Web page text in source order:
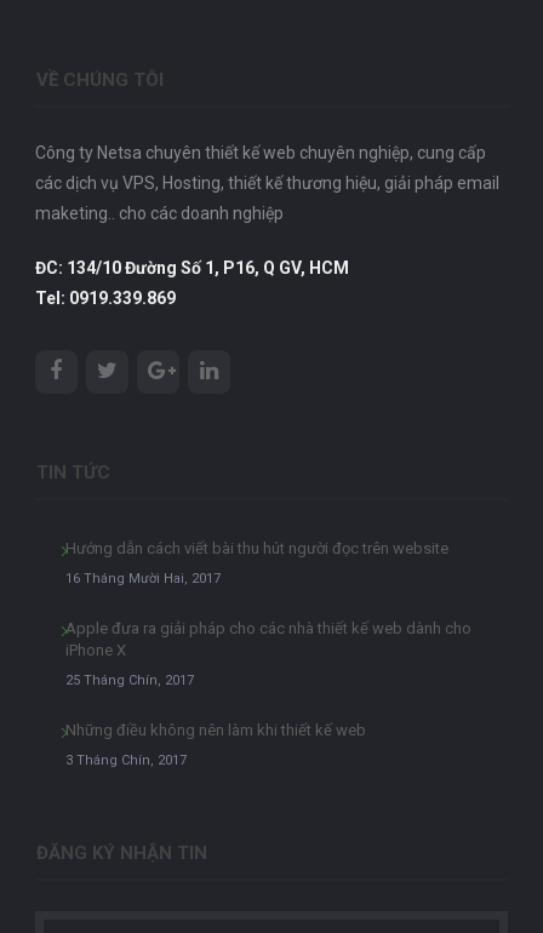
VỀ CHÚNG TÔI
Công ty Netsa chuyên thiết kế web chuyên nghiệp, cung cấp
các dịch vụ VPS, Hosting, thiết kế thương hiệu, giải pháp email
maketing.. cho các doanh nghiệp
ĐC: 134/10 Đường Số 1, P16, Q GV, HCM
Tel: 0919.339.869
TIN TỨC
Hướng dẫn cách viết bài thu hút người đọc trên website
16 Tháng Mười Hai, 2017
Apple đưa ra giải pháp cho các nhà thiết kế web dành cho
iPhone X
25 Tháng Chín, 2017
Những điều không nên làm khi thiết kế web
3 Tháng Chín, 2017
ĐĂNG KÝ NHẬN TIN